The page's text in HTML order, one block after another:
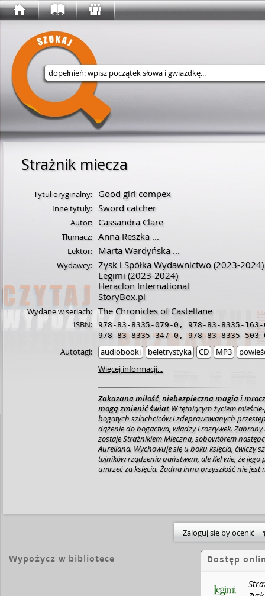
Wyszukaj w serwisie
Strażnik miecza
Tytuł oryginalny: Good girl compex
Inne tytuły: Sword catcher
Autor: Cassandra Clare
Tłumacz: Anna Reszka...
Lektor: Marta Wardyńska...
Wydawcy: Zysk i Spółka Wydawnictwo(2023-2024)
Legimi (2023-2024)
Heraclon International
StoryBox.pl
Wydane w seriach: The Chronicles of Castellane
ISBN: 978-83-8335-079-0, 978-83-8335-163-
978-83-8335-347-0,978-83-8335-503-
Autotagi: audiobooki beletrystyka CD MP3
Więcej informacji...
Zakazana miłość, niebezpieczna magia i
mogą zmienić świat W tętniącym życiem
bogatych szlachciców i zdeprawowanych
dążenie do bogactwa, władzy i rozrywek. Zabrany
zostaje Strażnikiem Mieczna, sobowtórem
Aureliana. Wychowuje się u boku księcia, ćwiczy
tajników rządzenia państwem, ale Kel wie, że jego
umrzeć za księcia. Żadna inna przyszłość nie jest
powieści jest we właściwych proporcjach:
dużo, nie za mało), po mistrzowsku
miecze, polityka, barwne, interesujące postacie i
przykuła moją uwagę od pierwszej do ostatniej
Zaloguj się by ocenić
Wypożycz w bibliotece Dostęp